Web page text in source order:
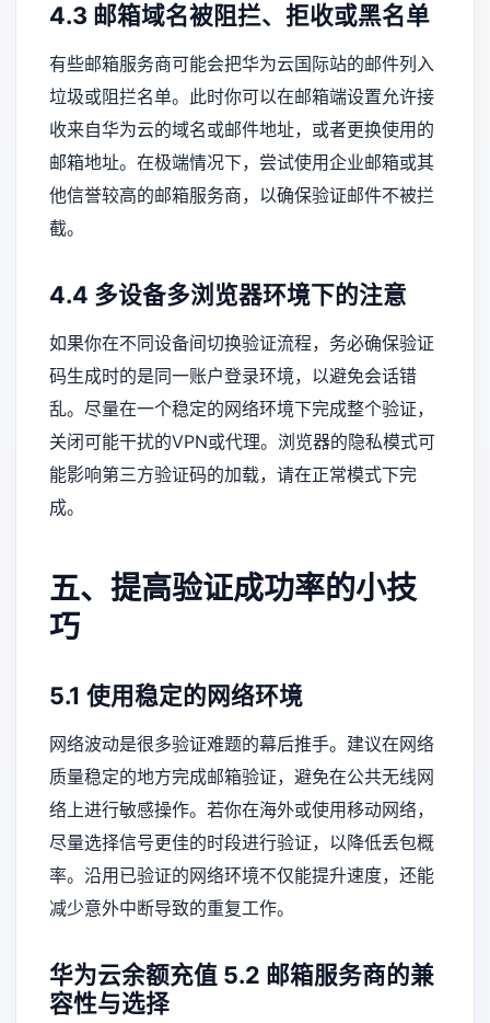
4.3 邮箱域名被阻拦、拒收或黑名单
有些邮箱服务商可能会把华为云国际站的邮件列入
垃圾或阻拦名单。此时你可以在邮箱端设置允许接
收来自华为云的域名或邮件地址，或者更换使用的
邮箱地址。在极端情况下，尝试使用企业邮箱或其
他信誉较高的邮箱服务商，以确保验证邮件不被拦
截。
4.4 多设备多浏览器环境下的注意
如果你在不同设备间切换验证流程，务必确保验证
码生成时的是同一账户登录环境，以避免会话错
乱。尽量在一个稳定的网络环境下完成整个验证，
关闭可能干扰的VPN或代理。浏览器的隐私模式可
能影响第三方验证码的加载，请在正常模式下完
成。
五、提高验证成功率的小技
巧
5.1 使用稳定的网络环境
网络波动是很多验证难题的幕后推手。建议在网络
质量稳定的地方完成邮箱验证，避免在公共无线网
络上进行敏感操作。若你在海外或使用移动网络，
尽量选择信号更佳的时段进行验证，以降低丢包概
率。沿用已验证的网络环境不仅能提升速度，还能
减少意外中断导致的重复工作。
华为云余额充值 5.2 邮箱服务商的兼
容性与选择